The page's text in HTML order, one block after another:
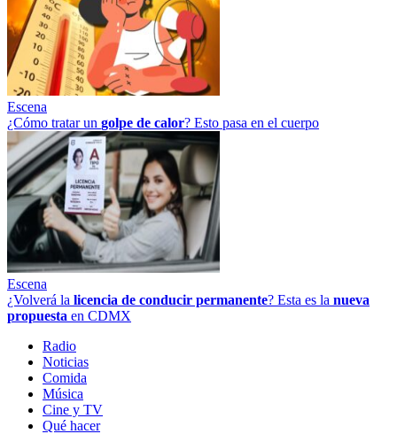
Escena
¿Cómo tratar un golpe de calor? Esto pasa en el cuerpo
Escena
¿Volverá la licencia de conducir permanente? Esta es la nueva
propuesta en CDMX
Radio
Noticias
Comida
Música
Cine y TV
Qué hacer